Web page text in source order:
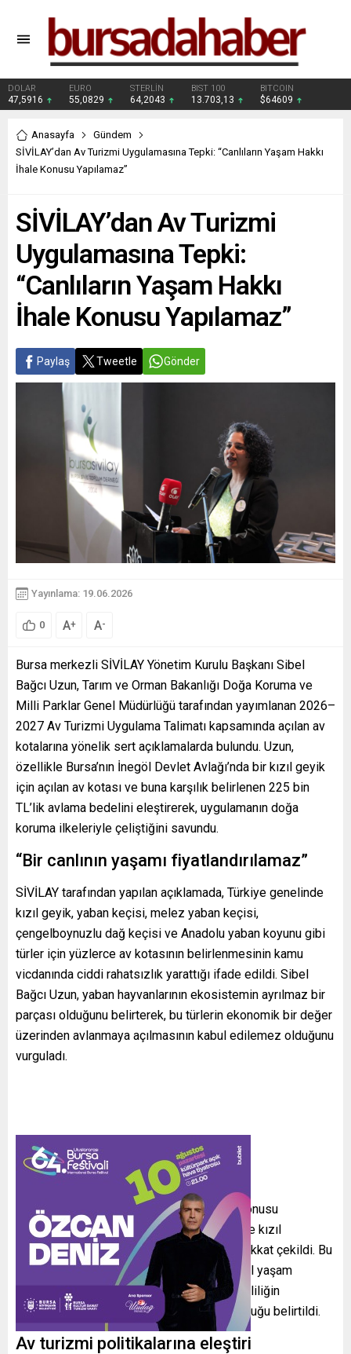
DOLAR
47,5916
EURO
55,0829
STERLİN
64,2043
BIST 100
13.703,13
BITCOIN
$64609
Anasayfa
Gündem
SİVİLAY’dan Av Turizmi Uygulamasına Tepki: “Canlıların Yaşam Hakkı
İhale Konusu Yapılamaz”
SİVİLAY’dan Av Turizmi
Uygulamasına Tepki:
“Canlıların Yaşam Hakkı
İhale Konusu Yapılamaz”
Paylaş Tweetle Gönder
Yayınlama: 19.06.2026
0 A+ A-
Bursa merkezli SİVİLAY Yönetim Kurulu Başkanı Sibel
Bağcı Uzun, Tarım ve Orman Bakanlığı Doğa Koruma ve
Milli Parklar Genel Müdürlüğü tarafından yayımlanan 2026–
2027 Av Turizmi Uygulama Talimatı kapsamında açılan av
kotalarına yönelik sert açıklamalarda bulundu. Uzun,
özellikle Bursa’nın İnegöl Devlet Avlağı’nda bir kızıl geyik
için açılan av kotası ve buna karşılık belirlenen 225 bin
TL’lik avlama bedelini eleştirerek, uygulamanın doğa
koruma ilkeleriyle çeliştiğini savundu.
“Bir canlının yaşamı fiyatlandırılamaz”
SİVİLAY tarafından yapılan açıklamada, Türkiye genelinde
kızıl geyik, yaban keçisi, melez yaban keçisi,
çengelboynuzlu dağ keçisi ve Anadolu yaban koyunu gibi
türler için yüzlerce av kotasının belirlenmesinin kamu
vicdanında ciddi rahatsızlık yarattığı ifade edildi. Sibel
Bağcı Uzun, yaban hayvanlarının ekosistemin ayrılmaz bir
parçası olduğunu belirterek, bu türlerin ekonomik bir değer
üzerinden avlanmaya açılmasının kabul edilemez olduğunu
vurguladı.
Açıklamada, “Canlıların yaşam hakkı ihale konusu
yapılamaz” ifadesi öne çıkarılırken, özellikle kızıl
geyiklerin orman ekosistemindeki rolüne dikkat çekildi. Bu
türlerin bitki örtüsünün dengelenmesi, doğal yaşam
döngüsünün sürdürülmesi ve biyolojik çeşitliliğin
korunması açısından kritik öneme sahip olduğu belirtildi.
Av turizmi politikalarına eleştiri